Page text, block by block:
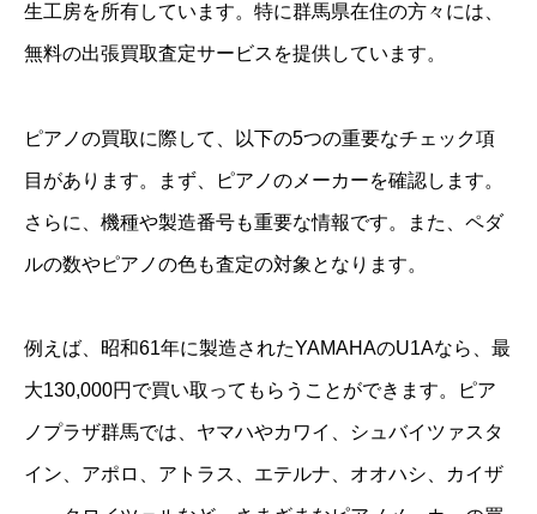
生工房を所有しています。特に群馬県在住の方々には、
無料の出張買取査定サービスを提供しています。
ピアノの買取に際して、以下の5つの重要なチェック項
目があります。まず、ピアノのメーカーを確認します。
さらに、機種や製造番号も重要な情報です。また、ペダ
ルの数やピアノの色も査定の対象となります。
例えば、昭和61年に製造されたYAMAHAのU1Aなら、最
大130,000円で買い取ってもらうことができます。ピア
ノプラザ群馬では、ヤマハやカワイ、シュバイツァスタ
イン、アポロ、アトラス、エテルナ、オオハシ、カイザ